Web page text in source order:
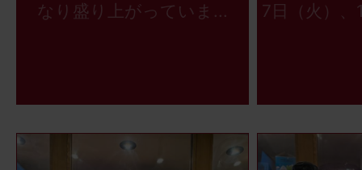
なり盛り上がっていま...
7日（火）